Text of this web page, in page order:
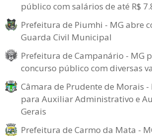
público com salários de até R$
Prefeitura de Piumhi - MG abre
Guarda Civil Municipal
Prefeitura de Campanário - MG
concurso público com diversas
Câmara de Prudente de Morais
para Auxiliar Administrativo e
Gerais
Prefeitura de Carmo da Mata -